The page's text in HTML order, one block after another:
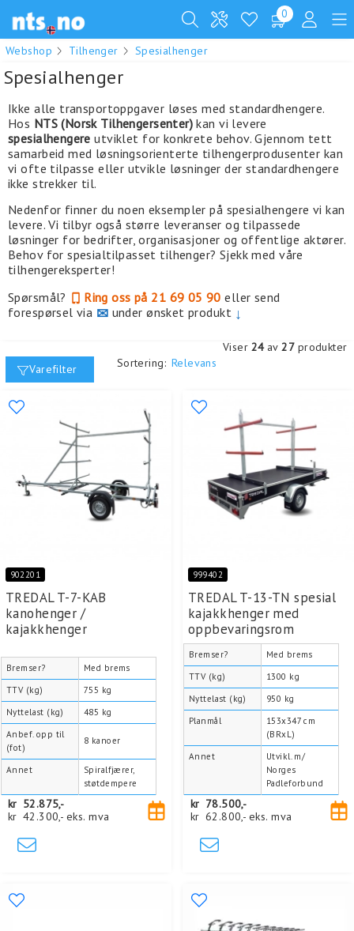
0
Webshop Tilhenger Spesialhenger
Spesialhenger
Ikke alle transportoppgaver løses med standardhengere.
Hos NTS (Norsk Tilhengersenter) kan vi levere
spesialhengere utviklet for konkrete behov. Gjennom tett
samarbeid med løsningsorienterte tilhengerprodusenter kan
vi ofte tilpasse eller utvikle løsninger der standardhengere
ikke strekker til.
Nedenfor finner du noen eksempler på spesialhengere vi kan
levere. Vi tilbyr også større leveranser og tilpassede
løsninger for bedrifter, organisasjoner og offentlige aktører.
Behov for spesialtilpasset tilhenger? Sjekk med våre
tilhengereksperter!
Spørsmål?
Ring oss på 21 69 05 90 eller send
forespørsel via ✉ under ønsket produkt ↓
Varefilter Sortering: Relevans
Viser 24 av 27 produkter
902201
TREDAL T-7-KAB
kanohenger /
kajakkhenger
Bremser?
Med brems
TTV (kg)
755 kg
Nyttelast (kg)
485 kg
Anbef. opp til
(fot)
8 kanoer
Annet
Spiralfjærer,
støtdempere
kr 52.875,-
kr 42.300,- eks. mva
999402
TREDAL T-13-TN spesial
kajakkhenger med
oppbevaringsrom
Bremser?
Med brems
TTV (kg)
1300 kg
Nyttelast (kg)
950 kg
Planmål
153x347 cm
(BRxL)
Annet
Utvikl. m/
Norges
Padleforbund
kr 78.500,-
kr 62.800,- eks. mva